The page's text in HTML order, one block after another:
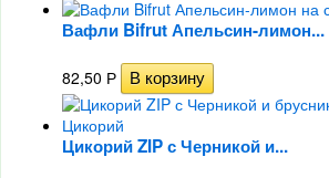
Вафли Bifrut Апельсин-лимон...
82,50 Р
Цикорий ZIP с Черникой и...